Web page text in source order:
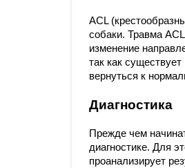
ACL
собаки. Травма
изменение
так как
вернуться к
Диагностика
Прежде чем
диагностике. Для
проанализирует